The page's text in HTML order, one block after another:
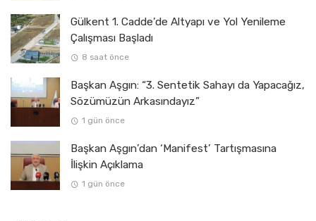
Gülkent 1. Cadde’de Altyapı ve Yol Yenileme
Çalışması Başladı
8 saat önce
Başkan Aşgın: “3. Sentetik Sahayı da Yapacağız,
Sözümüzün Arkasındayız”
1 gün önce
Başkan Aşgın’dan ‘Manifest’ Tartışmasına
İlişkin Açıklama
1 gün önce